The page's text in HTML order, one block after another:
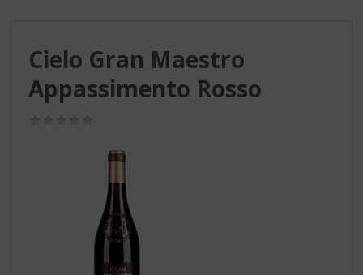
Cielo Gran Maestro
Appassimento Rosso